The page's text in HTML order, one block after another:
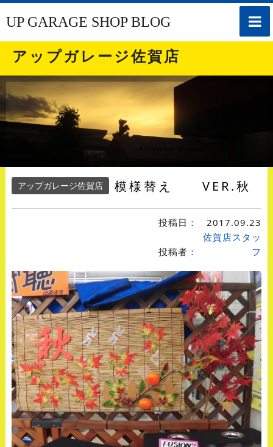
toggle
UP GARAGE SHOP BLOG
アップガレージ佐賀店
アップガレージ佐賀店 模様替え VER.秋
投稿日： 2017.09.23
投稿者：
佐賀店スタッ
フ